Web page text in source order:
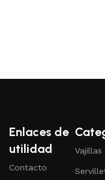
Enlaces de
utilidad
Contacto
Vajillas